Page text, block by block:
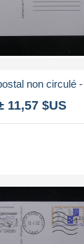
non circulé
11,57 $US